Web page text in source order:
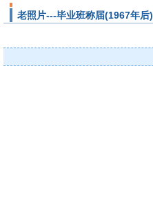
老照片---毕业班称届(1967年后)